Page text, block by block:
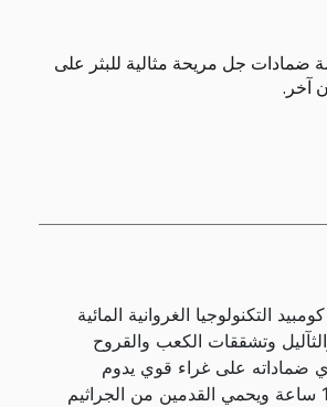
ضمادات جل مريحة مثالية للبثر على
آخر.
التكنولوجيا الغروانية المائية
وتشققات الكعب والقروح
ضماداته على غراء قوي يدوم
مفعوله حتى 12 ساعة ويحمي القدمين من الجراثيم